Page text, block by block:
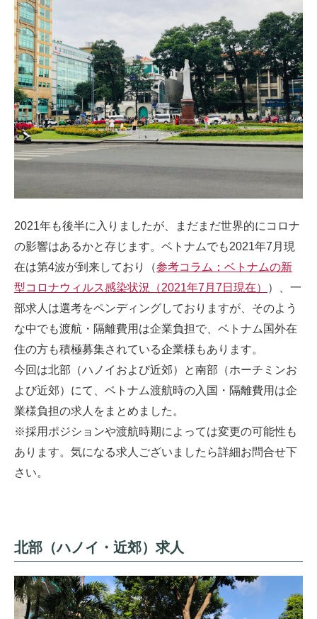
2021年も後半に入りましたが、まだまだ世界的にコロナ
の影響はあるかと存じます。ベトナムでも2021年7月現
在は第4波が到来しており（参考コラム：ベトナムの新
型コロナウィルス感染状況（2021年7月7日現在）
）、一
部求人は選考をペンディングしておりますが、そのよう
な中でも渡航・隔離費用は企業負担で、ベトナム国外在
住の方も積極募集されている企業様もあります。
今回は北部（ハノイおよび近郊）と南部（ホーチミンお
よび近郊）にて、ベトナム渡航時の入国・隔離費用は企
業様負担の求人をまとめました。
※採用ポジションや渡航時期によっては変更の可能性も
あります。気になる求人ございましたら詳細お問合せ下
さい。
北部（ハノイ・近郊）求人